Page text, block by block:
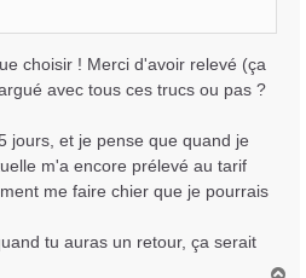
choisir ! Merci d'avoir relevé (ça
avec tous ces trucs ou pas ?
jours, et je pense que quand je
m'a encore prélevé au tarif
me faire chier que je pourrais
tu auras un retour, ça serait